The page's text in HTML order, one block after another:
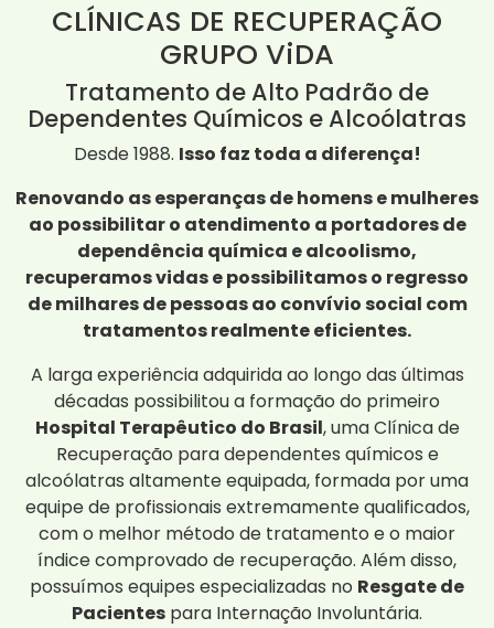
CLÍNICAS DE RECUPERAÇÃO
GRUPO ViDA
Tratamento de Alto Padrão de
Dependentes Químicos e Alcoólatras
Desde 1988. Isso faz toda a diferença!
Renovando as esperanças de homens e mulheres
ao possibilitar o atendimento a portadores de
dependência química e alcoolismo,
recuperamos vidas e possibilitamos o regresso
de milhares de pessoas ao convívio social com
tratamentos realmente eficientes.
A larga experiência adquirida ao longo das últimas
décadas possibilitou a formação do primeiro
Hospital Terapêutico do Brasil, uma Clínica de
Recuperação para dependentes químicos e
alcoólatras altamente equipada, formada por uma
equipe de profissionais extremamente qualificados,
com o melhor método de tratamento e o maior
índice comprovado de recuperação. Além disso,
possuímos equipes especializadas no Resgate de
Pacientes para Internação Involuntária.